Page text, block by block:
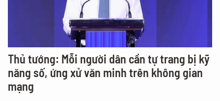
Thủ tướng: Mỗi người dân cần tự trang bị kỹ
năng số, ứng xử văn minh trên không gian
mạng